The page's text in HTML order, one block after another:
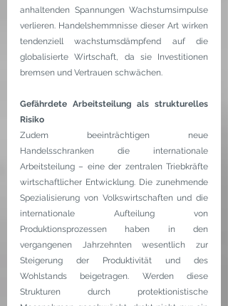
anhaltenden Spannungen Wachstumsimpulse
verlieren. Handelshemmnisse dieser Art wirken
tendenziell wachstumsdämpfend auf die
globalisierte Wirtschaft, da sie Investitionen
bremsen und Vertrauen schwächen.
Gefährdete Arbeitsteilung als strukturelles
Risiko
Zudem beeinträchtigen neue
Handelsschranken die internationale
Arbeitsteilung – eine der zentralen Triebkräfte
wirtschaftlicher Entwicklung. Die zunehmende
Spezialisierung von Volkswirtschaften und die
internationale Aufteilung von
Produktionsprozessen haben in den
vergangenen Jahrzehnten wesentlich zur
Steigerung der Produktivität und des
Wohlstands beigetragen. Werden diese
Strukturen durch protektionistische